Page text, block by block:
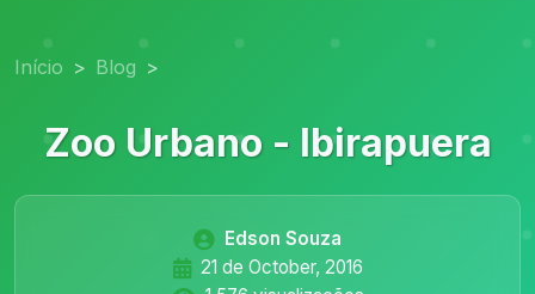
Início Blog
Zoo Urbano - Ibirapuera
Edson Souza
21 de October, 2016